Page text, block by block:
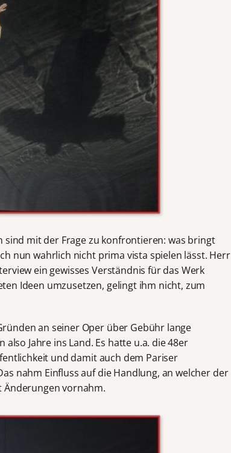
mit der Frage zu konfrontieren: was bringt
nun wahrlich nicht prima vista spielen lässt. Herr
ein gewisses Verständnis für das Werk
Ideen umzusetzen, gelingt ihm nicht, zum
an seiner Oper über Gebühr lange
Jahre ins Land. Es hatte u.a. die 48er
und damit auch dem Pariser
nahm Einfluss auf die Handlung, an welcher der
Änderungen vornahm.